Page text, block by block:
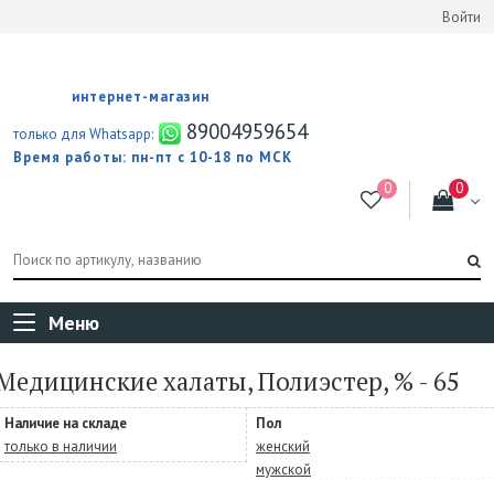
Войти
интернет-магазин
только для Whatsapp:
89004959654
Время работы: пн-пт с 10-18 по МСК
Меню
халаты, Полиэстер, % - 65
Наличие на складе
только в наличии
Пол
женский
мужской